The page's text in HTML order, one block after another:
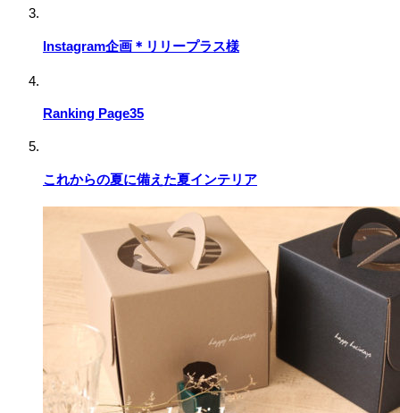
Instagram企画＊リリープラス様
Ranking Page35
これからの夏に備えた夏インテリア